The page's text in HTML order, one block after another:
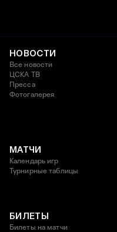
НОВОСТИ
Все новости
ЦСКА ТВ
Пресса
Фотогалерея
МАТЧИ
Календарь игр
Турнирные таблицы
БИЛЕТЫ
Билеты на матчи